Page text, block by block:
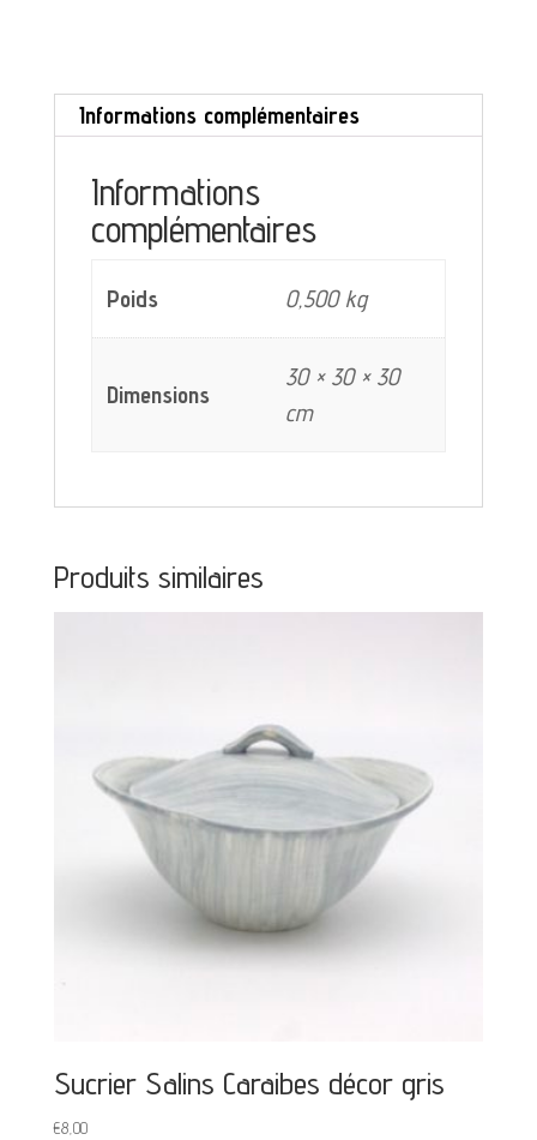
assiette
Oscar
Digoin
Sarreguemines
Informations complémentaires
Informations
complémentaires
Poids 0,500 kg
Dimensions
30 × 30 × 30
cm
Produits similaires
Sucrier Salins Caraibes décor gris
€8,00